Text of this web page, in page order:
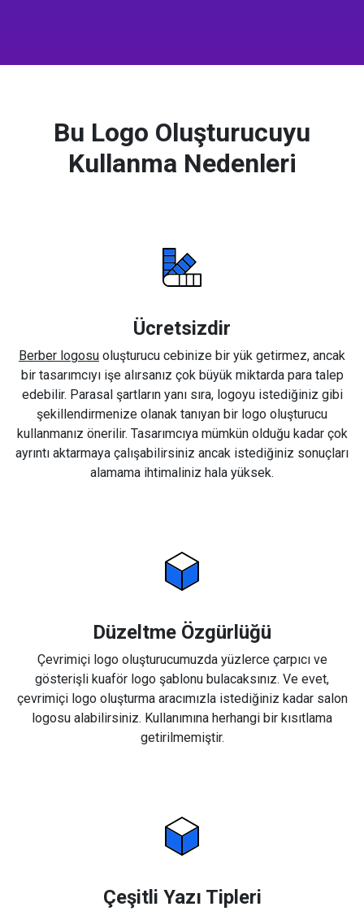
Bu Logo Oluşturucuyu
Kullanma Nedenleri
Ücretsizdir
Berber logosu oluşturucu cebinize bir yük getirmez, ancak
bir tasarımcıyı işe alırsanız çok büyük miktarda para talep
edebilir. Parasal şartların yanı sıra, logoyu istediğiniz gibi
şekillendirmenize olanak tanıyan bir logo oluşturucu
kullanmanız önerilir. Tasarımcıya mümkün olduğu kadar çok
ayrıntı aktarmaya çalışabilirsiniz ancak istediğiniz sonuçları
alamama ihtimaliniz hala yüksek.
Düzeltme Özgürlüğü
Çevrimiçi logo oluşturucumuzda yüzlerce çarpıcı ve
gösterişli kuaför logo şablonu bulacaksınız. Ve evet,
çevrimiçi logo oluşturma aracımızla istediğiniz kadar salon
logosu alabilirsiniz. Kullanımına herhangi bir kısıtlama
getirilmemiştir.
Çeşitli Yazı Tipleri